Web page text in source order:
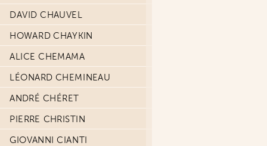
DAVID CHAUVEL
HOWARD CHAYKIN
ALICE CHEMAMA
LÉONARD CHEMINEAU
ANDRÉ CHÉRET
PIERRE CHRISTIN
GIOVANNI CIANTI